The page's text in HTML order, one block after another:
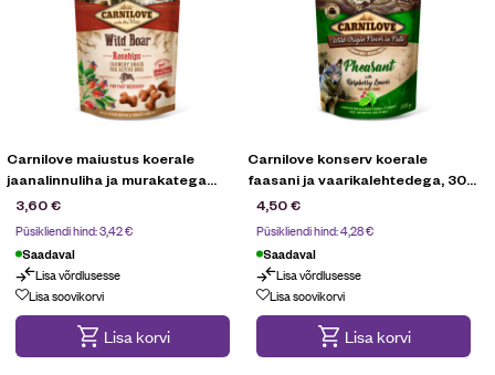
Carnilove maiustus koerale
jaanalinnuliha ja murakatega
200g
3,60€
Püsikliendi hind:3,42€
Saadaval
Lisa võrdlusesse
Lisa soovikorvi
Lisa korvi
Carnilove konserv koerale
faasani ja vaarikalehtedega, 300
4,50€
Püsikliendi hind:4,28€
Saadaval
Kampaania
Lisa võrdlusesse
Lisa soovikorvi
Lisa korvi